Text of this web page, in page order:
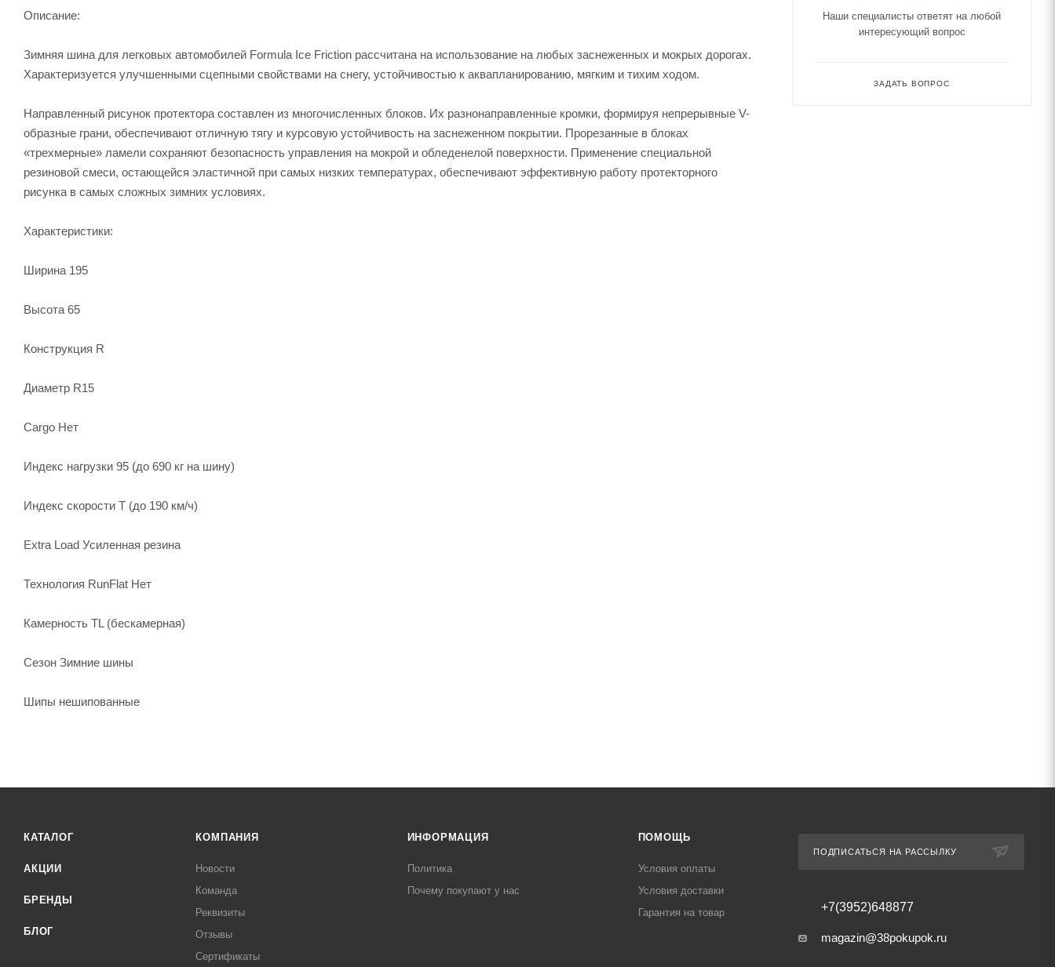
Описание:
Зимняя шина для легковых автомобилей Formula Ice Friction рассчитана на использование на любых заснеженных и мокрых дорогах.
Характеризуется улучшенными сцепными свойствами на снегу, устойчивостью к аквапланированию, мягким и тихим ходом.
Направленный рисунок протектора составлен из многочисленных блоков. Их разнонаправленные кромки, формируя непрерывные V-
образные грани, обеспечивают отличную тягу и курсовую устойчивость на заснеженном покрытии. Прорезанные в блоках
«трехмерные» ламели сохраняют безопасность управления на мокрой и обледенелой поверхности. Применение специальной
резиновой смеси, остающейся эластичной при самых низких температурах, обеспечивают эффективную работу протекторного
рисунка в самых сложных зимних условиях.
Характеристики:
Ширина 195
Высота 65
Конструкция R
Диаметр R15
Cargo Нет
Индекс нагрузки 95 (до 690 кг на шину)
Индекс скорости Т (до 190 км/ч)
Extra Load Усиленная резина
Технология RunFlat Нет
Камерность TL (бескамерная)
Сезон Зимние шины
Шипы нешипованные
Наши специалисты ответят на любой
интересующий вопрос
ЗАДАТЬ ВОПРОС
КАТАЛОГ
АКЦИИ
БРЕНДЫ
БЛОГ
КОМПАНИЯ
Новости
Команда
Реквизиты
Отзывы
Сертификаты
ИНФОРМАЦИЯ
Политика
Почему покупают у нас
ПОМОЩЬ
Условия оплаты
Условия доставки
Гарантия на товар
ПОДПИСАТЬСЯ НА РАССЫЛКУ
+7(3952)648877
magazin@38pokupok.ru